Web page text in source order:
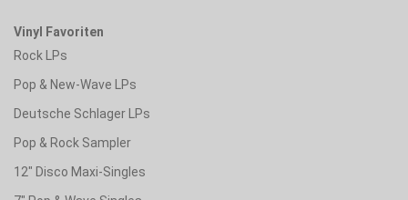
Vinyl Favoriten
Rock LPs
Pop & New-Wave LPs
Deutsche Schlager LPs
Pop & Rock Sampler
12" Disco Maxi-Singles